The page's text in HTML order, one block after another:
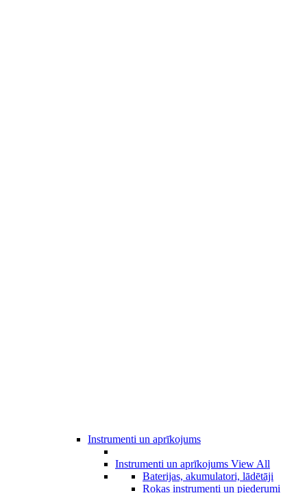
Instrumenti un aprīkojums
Instrumenti un aprīkojums View All
Baterijas, akumulatori, lādētāji
Rokas instrumenti un piederumi